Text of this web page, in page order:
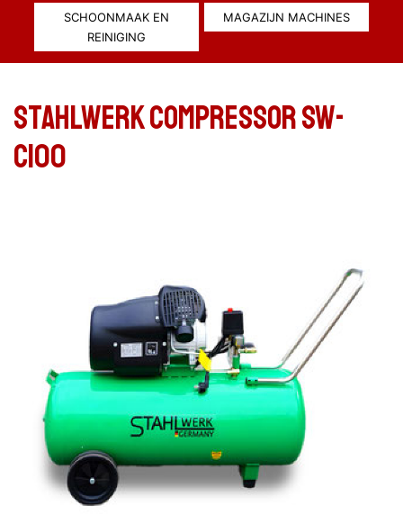
SCHOONMAAK EN
REINIGING
MAGAZIJN MACHINES
Stahlwerk compressor SW-
C100